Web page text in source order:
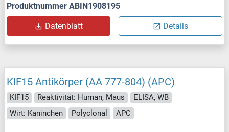
Produktnummer ABIN1908195
Datenblatt Details
KIF15 Antikörper (AA 777-804) (APC)
KIF15 Reaktivität: Human, Maus
ELISA, WB
Wirt: Kaninchen
Polyclonal APC